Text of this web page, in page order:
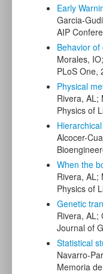
Early
Garcia-
AIP
Behavior
Morales,
PLoS One,
Physical
Rivera, AL;
Physics of
Alcocer-
When the
Rivera, AL;
Physics of
Genetic
Rivera, AL;
Journal of
Statistical
Navarro-
Memoria